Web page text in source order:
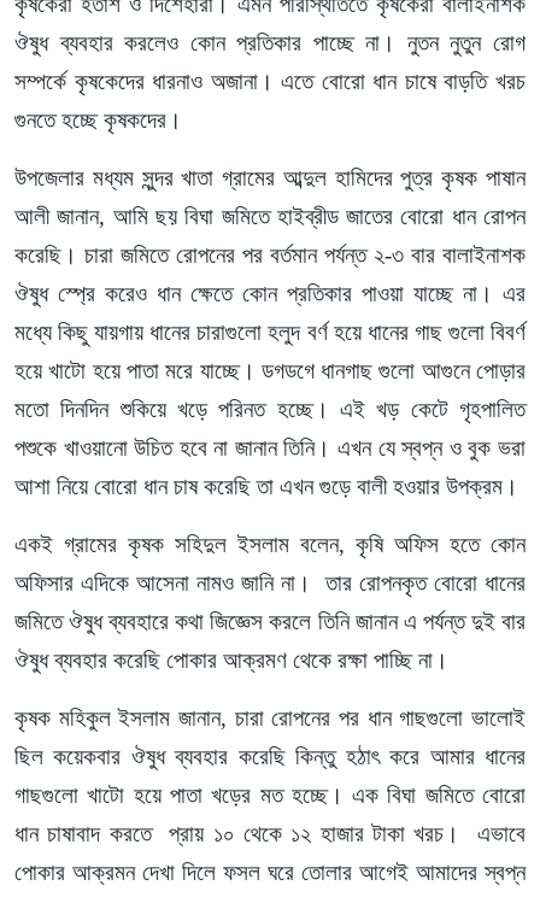
ঔষুধ ব্যবহার করলেও কোন প্রতিকার পাচ্ছে না। নুতন নুতুন রোগ
সম্পর্কে কৃষকেদের ধারনাও অজানা। এতে বোরো ধান চাষে বাড়তি খরচ
গুনতে হচ্ছে কৃষকদের।
উপজেলার মধ্যম সুন্দর খাতা গ্রামের আব্দুল হামিদের পুত্র কৃষক পাষান
আলী জানান, আমি ছয় বিঘা জমিতে হাইব্রীড জাতের বোরো ধান রোপন
করেছি। চারা জমিতে রোপনের পর বর্তমান পর্যন্ত ২-৩ বার বালাইনাশক
ঔষুধ স্প্রে করেও ধান ক্ষেতে কোন প্রতিকার পাওয়া যাচ্ছে না। এর
মধ্যে কিছু যায়গায় ধানের চারাগুলো হলুদ বর্ণ হয়ে ধানের গাছ গুলো বিবর্ণ
হয়ে খাটো হয়ে পাতা মরে যাচ্ছে। ডগডগে ধানগাছ গুলো আগুনে পোড়ার
মতো দিনদিন শুকিয়ে খড়ে পরিনত হচ্ছে। এই খড় কেটে গৃহপালিত
পশুকে খাওয়ানো উচিত হবে না জানান তিনি। এখন যে স্বপ্ন ও বুক ভরা
আশা নিয়ে বোরো ধান চাষ করেছি তা এখন গুড়ে বালী হওয়ার উপক্রম।
একই গ্রামের কৃষক সহিদুল ইসলাম বলেন, কৃষি অফিস হতে কোন
অফিসার এদিকে আসেনা নামও জানি না। তার রোপনকৃত বোরো ধানের
জমিতে ঔষুধ ব্যবহারে কথা জিজ্ঞেস করলে তিনি জানান এ পর্যন্ত দুই বার
ঔষুধ ব্যবহার করেছি পোকার আক্রমণ থেকে রক্ষা পাচ্ছি না।
কৃষক মহিকুল ইসলাম জানান, চারা রোপনের পর ধান গাছগুলো ভালোই
ছিল কয়েকবার ঔষুধ ব্যবহার করেছি কিন্তু হঠাৎ করে আমার ধানের
গাছগুলো খাটো হয়ে পাতা খড়ের মত হচ্ছে। এক বিঘা জমিতে বোরো
ধান চাষাবাদ করতে প্রায় ১০ থেকে ১২ হাজার টাকা খরচ। এভাবে
পোকার আক্রমন দেখা দিলে ফসল ঘরে তোলার আগেই আমাদের স্বপ্ন